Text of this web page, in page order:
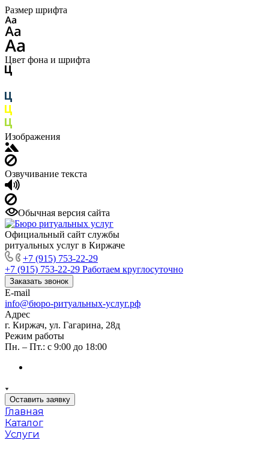
Размер шрифта
Цвет фона и шрифта
Изображения
Озвучивание текста
Обычная версия сайта
Официальный сайт службы
ритуальных услуг в Киржаче
+7 (915) 753-22-29
+7 (915) 753-22-29 Работаем круглосуточно
Заказать звонок
E-mail
info@бюро-ритуальных-услуг.рф
Адрес
г. Киржач, ул. Гагарина, 28д
Режим работы
Пн. – Пт.: с 9:00 до 18:00
Оставить заявку
Главная
Каталог
Услуги